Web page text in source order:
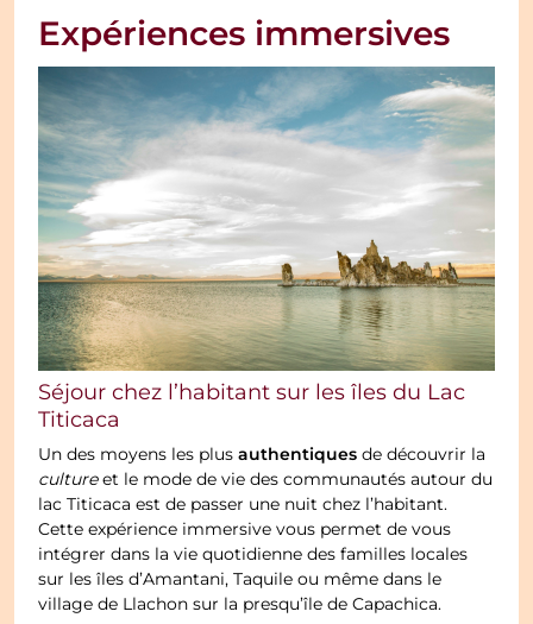
Expériences immersives
Séjour chez l’habitant sur les îles du Lac
Titicaca
Un des moyens les plusauthentiques de découvrir la
cultureet le mode de vie des communautés autour du
lac Titicaca est de passer une nuit chez l’habitant.
Cette expérience immersive vous permet de vous
intégrer dans la vie quotidienne des familles locales
sur les îles d’Amantani, Taquile ou même dans le
village de Llachon sur la presqu’île de Capachica.